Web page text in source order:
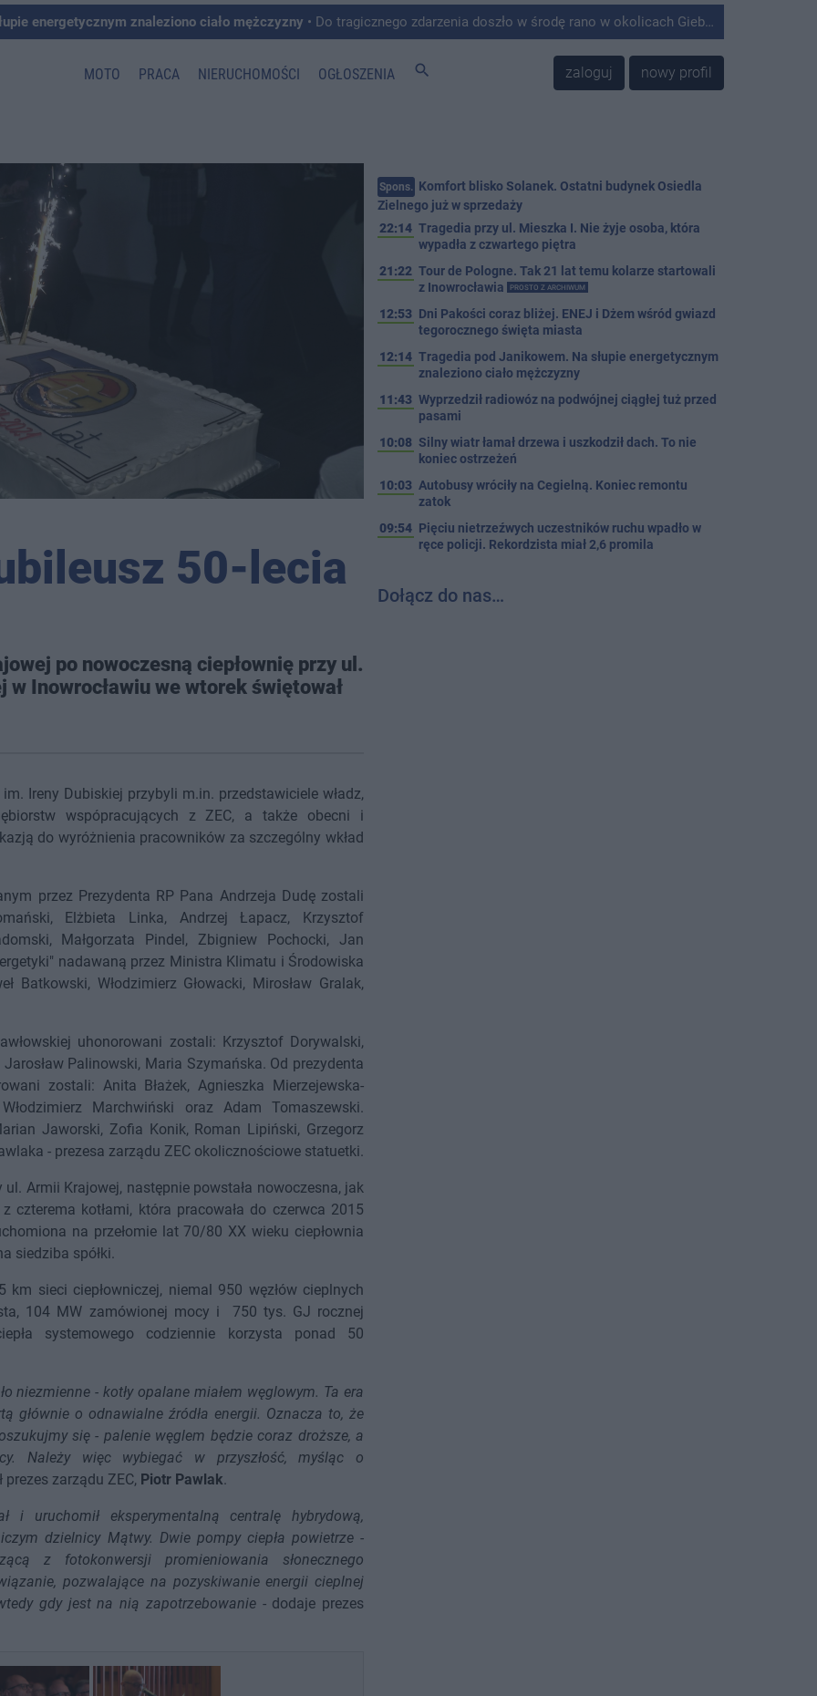
energetycznym znaleziono ciało mężczyzny • Do tragicznego zdarzenia doszło w środę rano w okolicach Giebni koło Janikowa. Wówczas na słupie energetycznym odnaleziono ciało mężczyzny.
MOTO PRACA NIERUCHOMOŚCI OGŁOSZENIA search zaloguj nowy profil
50-lecia
po nowoczesną ciepłownię przy ul.
Inowrocławiu we wtorek świętował
Ireny Dubiskiej przybyli m.in. przedstawiciele władz,
wspópracujących z ZEC, a także obecni i
do wyróżnienia pracowników za szczególny wkład
przez Prezydenta RP Pana Andrzeja Dudę zostali
Elżbieta Linka, Andrzej Łapacz, Krzysztof
Małgorzata Pindel, Zbigniew Pochocki, Jan
nadawaną przez Ministra Klimatu i Środowiska
Batkowski, Włodzimierz Głowacki, Mirosław Gralak,
uhonorowani zostali: Krzysztof Dorywalski,
Palinowski, Maria Szymańska. Od prezydenta
zostali: Anita Błażek, Agnieszka Mierzejewska-
Marchwiński oraz Adam Tomaszewski.
Jaworski, Zofia Konik, Roman Lipiński, Grzegorz
- prezesa zarządu ZEC okolicznościowe statuetki.
ul. Armii Krajowej, następnie powstała nowoczesna, jak
czterema kotłami, która pracowała do czerwca 2015
na przełomie lat 70/80 XX wieku ciepłownia
siedziba spółki.
sieci ciepłowniczej, niemal 950 węzłów cieplnych
104 MW zamówionej mocy i 750 tys. GJ rocznej
systemowego codziennie korzysta ponad 50
niezmienne - kotły opalane miałem węglowym. Ta era
głównie o odnawialne źródła energii. Oznacza to, że
się - palenie węglem będzie coraz droższe, a
Należy więc wybiegać w przyszłość, myśląc o
prezes zarządu ZEC, Piotr Pawlak.
i uruchomił eksperymentalną centralę hybrydową,
dzielnicy Mątwy. Dwie pompy ciepła powietrze -
z fotokonwersji promieniowania słonecznego
pozwalające na pozyskiwanie energii cieplnej
gdy jest na nią zapotrzebowanie- dodaje prezes
Spons. Komfort blisko Solanek. Ostatni budynek Osiedla
Zielnego już w sprzedaży
22:14 Tragedia przy ul. Mieszka I. Nie żyje osoba, która
wypadła z czwartego piętra
21:22 Tour de Pologne. Tak 21 lat temu kolarze startowali
z Inowrocławia
PROSTO Z ARCHIWUM
12:53 Dni Pakości coraz bliżej. ENEJ i Dżem wśród gwiazd
tegorocznego święta miasta
12:14 Tragedia pod Janikowem. Na słupie energetycznym
znaleziono ciało mężczyzny
11:43 Wyprzedził radiowóz na podwójnej ciągłej tuż przed
pasami
10:08 Silny wiatr łamał drzewa i uszkodził dach. To nie
koniec ostrzeżeń
10:03 Autobusy wróciły na Cegielną. Koniec remontu
zatok
09:54 Pięciu nietrzeźwych uczestników ruchu wpadło w
ręce policji. Rekordzista miał 2,6 promila
Dołącz do nas…